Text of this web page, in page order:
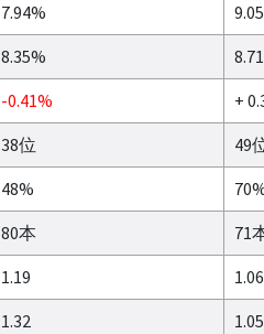
7.94%
8.35%
-0.41% +
38位 49
48%
80本 71
1.19 1.06
1.32 1.05